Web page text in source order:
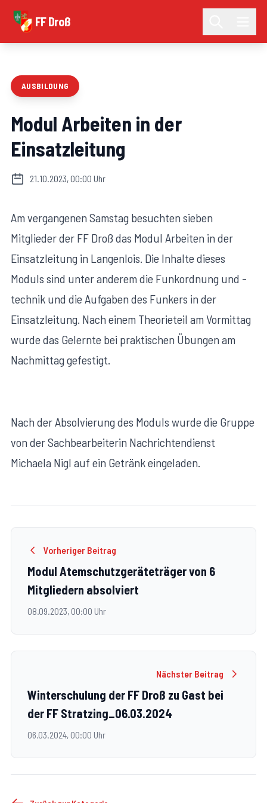
FF Droß
AUSBILDUNG
Modul Arbeiten in der
Einsatzleitung
21.10.2023, 00:00 Uhr
Am vergangenen Samstag besuchten sieben
Mitglieder der FF Droß das Modul Arbeiten in der
Einsatzleitung in Langenlois. Die Inhalte dieses
Moduls sind unter anderem die Funkordnung und -
technik und die Aufgaben des Funkers in der
Einsatzleitung. Nach einem Theorieteil am Vormittag
wurde das Gelernte bei praktischen Übungen am
Nachmittag gefestigt.
Nach der Absolvierung des Moduls wurde die Gruppe
von der Sachbearbeiterin Nachrichtendienst
Michaela Nigl auf ein Getränk eingeladen.
Vorheriger Beitrag
Modul Atemschutzgeräteträger von 6
Mitgliedern absolviert
08.09.2023, 00:00 Uhr
Nächster Beitrag
Winterschulung der FF Droß zu Gast bei
der FF Stratzing_06.03.2024
06.03.2024, 00:00 Uhr